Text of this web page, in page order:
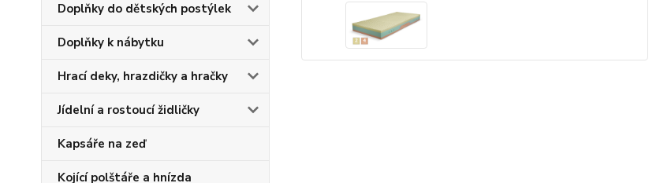
Doplňky do dětských postýlek
Doplňky k nábytku
Hrací deky, hrazdičky a hračky
Jídelní a rostoucí židličky
Kapsáře na zeď
Kojící polštáře a hnízda